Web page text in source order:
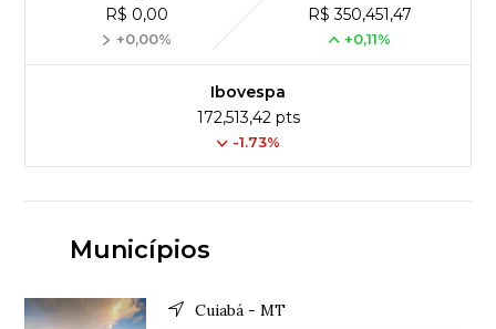
R$ 0,00
+0,00%
R$ 350,451,47
+0,11%
Ibovespa
172,513,42 pts
-1.73%
Municípios
Cuiabá - MT